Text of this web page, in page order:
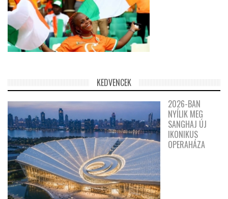
KEDVENCEK
2026-BAN
NYÍLIK MEG
SANGHAJ ÚJ
IKONIKUS
OPERAHÁZA